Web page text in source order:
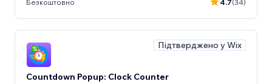
Безкоштовно 4.7(34)
Підтверджено у Wix
Countdown Popup: Clock Counter